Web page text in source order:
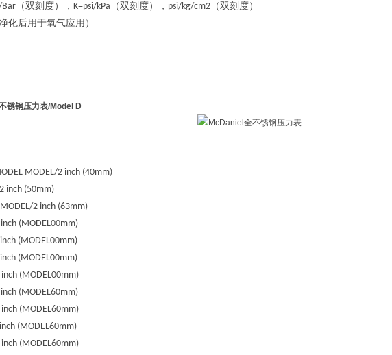
Bar （双刻度）， K=psi/kPa （双刻度）， psi/kg/cm2 （双刻度）
净化后用于氧气应用）
锈钢压力表/Model D
MODEL/2 inch (40mm)
2 inch (50mm)
MODEL/2 inch (63mm)
(MODEL00mm)
(MODEL00mm)
(MODEL00mm)
(MODEL00mm)
(MODEL60mm)
(MODEL60mm)
(MODEL60mm)
(MODEL60mm)